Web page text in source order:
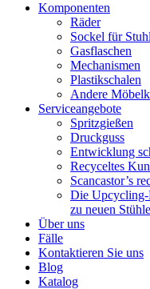
Komponenten
Räder
Sockel für Stuhl
Gasflaschen
Mechanismen
Plastikschalen
Andere
Serviceangebote
Spritzgießen
Druckguss
Entwicklung
Recyceltes
Scancastor’s
Die Upcycling-
zu neuen
Über uns
Fälle
Kontaktieren Sie uns
Blog
Katalog